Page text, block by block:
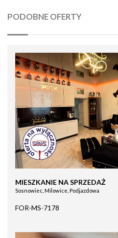
PODOBNE OFERTY
MIESZKANIE NA SPRZEDAŻ
Sosnowiec, Milowice, Podjazdowa
FOR-MS-7178